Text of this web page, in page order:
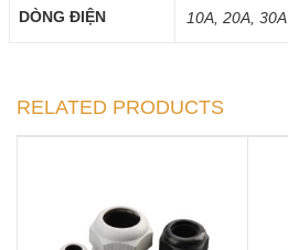
DÒNG ĐIỆN 10A, 20A, 30A
RELATED PRODUCTS